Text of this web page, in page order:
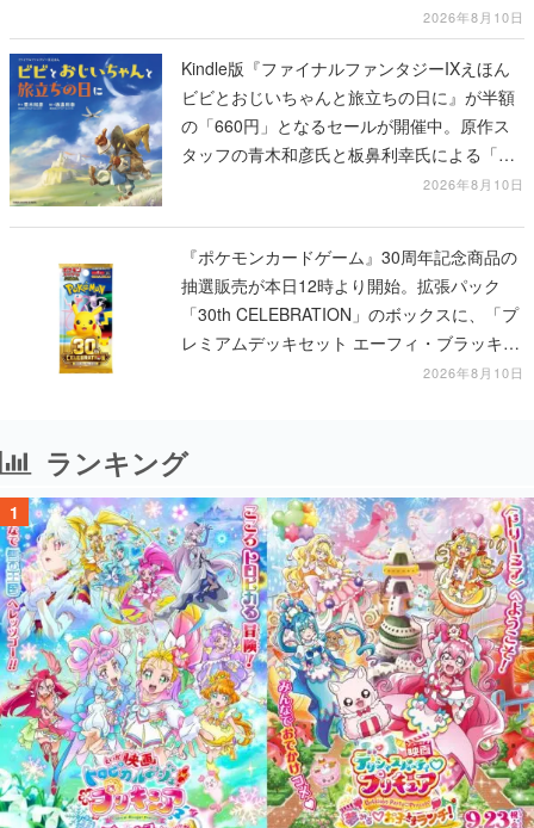
2026年8月10日
Kindle版『ファイナルファンタジーIXえほん
ビビとおじいちゃんと旅立ちの日に』が半額
の「660円」となるセールが開催中。原作ス
タッフの青木和彦氏と板鼻利幸氏による「ビ
2026年8月10日
『ポケモンカードゲーム』30周年記念商品の
抽選販売が本日12時より開始。拡張パック
「30th CELEBRATION」のボックスに、「プ
レミアムデッキセット エーフィ・ブラッキ
ー」「FUTURISTIC BOX」の計3商品2026年8月10日
ランキング
1